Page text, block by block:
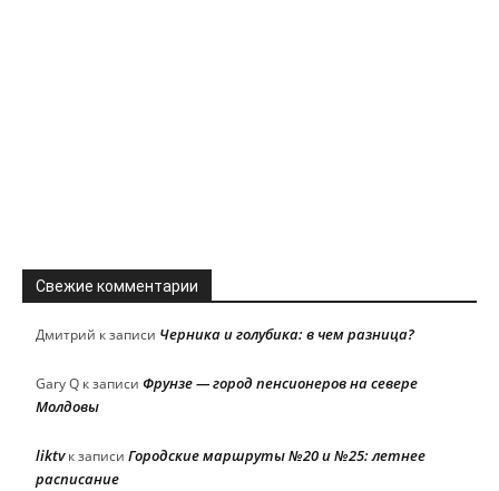
Свежие комментарии
Дмитрий к записи Черника и голубика: в чем разница?
Gary Q к записи Фрунзе — город пенсионеров на севере
Молдовы
liktvк записи Городские маршруты №20 и №25: летнее
расписание